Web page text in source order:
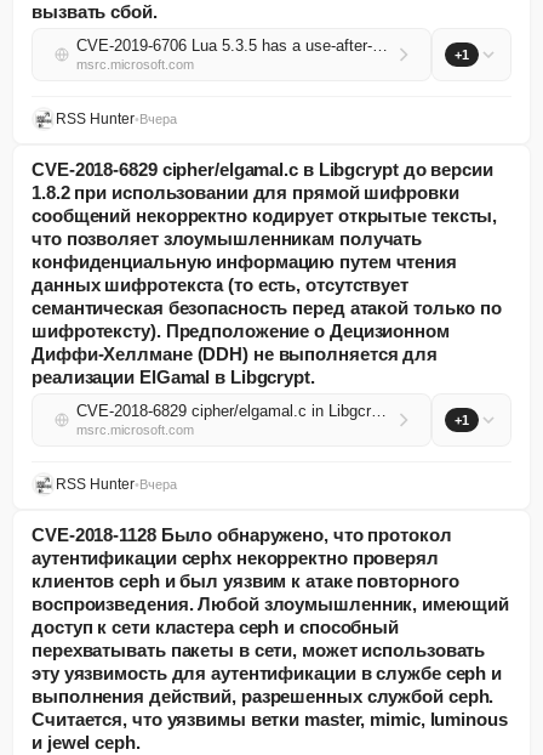
вызвать сбой.
CVE-2019-6706 Lua 5.3.5 has a use-after-free in lua_upvaluejoin in lapi.c. For example a crash outcome might be achieved by an attacker who is able to trigger a debug.upvaluejoin call in which the arguments have certain relationships.
msrc.microsoft.com
+1
RSS Hunter•Вчера
CVE-2018-6829 cipher/elgamal.c в Libgcrypt до версии
1.8.2 при использовании для прямой шифровки
сообщений некорректно кодирует открытые тексты,
что позволяет злоумышленникам получать
конфиденциальную информацию путем чтения
данных шифротекста (то есть, отсутствует
семантическая безопасность перед атакой только по
шифротексту). Предположение о Децизионном
Диффи-Хеллмане (DDH) не выполняется для
реализации ElGamal в Libgcrypt.
CVE-2018-6829 cipher/elgamal.c in Libgcrypt through 1.8.2, when used to encrypt messages directly, improperly encodes plaintexts, which allows attackers to obtain sensitive information by reading ciphertext data (i.e., it does not have semantic secur...
msrc.microsoft.com
+1
RSS Hunter•Вчера
CVE-2018-1128 Было обнаружено, что протокол
аутентификации cephx некорректно проверял
клиентов ceph и был уязвим к атаке повторного
воспроизведения. Любой злоумышленник, имеющий
доступ к сети кластера ceph и способный
перехватывать пакеты в сети, может использовать
эту уязвимость для аутентификации в службе ceph и
выполнения действий, разрешенных службой ceph.
Считается, что уязвимы ветки master, mimic, luminous
и jewel ceph.